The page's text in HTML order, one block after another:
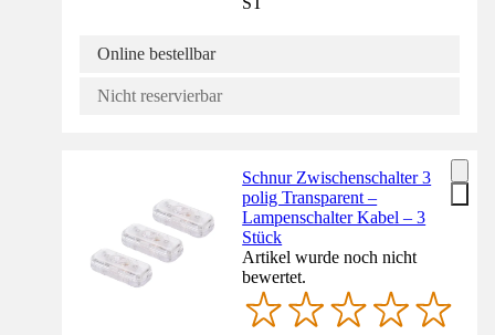
Online bestellbar
Nicht reservierbar
Schnur Zwischenschalter 3
polig Transparent –
Lampenschalter Kabel – 3
Stück
Artikel wurde noch nicht
bewertet.